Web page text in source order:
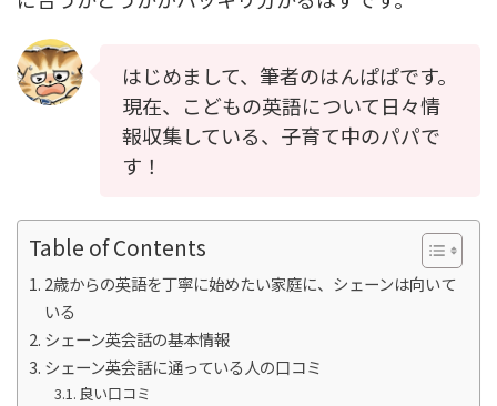
はじめまして、筆者のはんぱぱです。
現在、こどもの英語について日々情
報収集している、子育て中のパパで
す！
Table of Contents
2歳からの英語を丁寧に始めたい家庭に、シェーンは向いて
いる
シェーン英会話の基本情報
シェーン英会話に通っている人の口コミ
良い口コミ